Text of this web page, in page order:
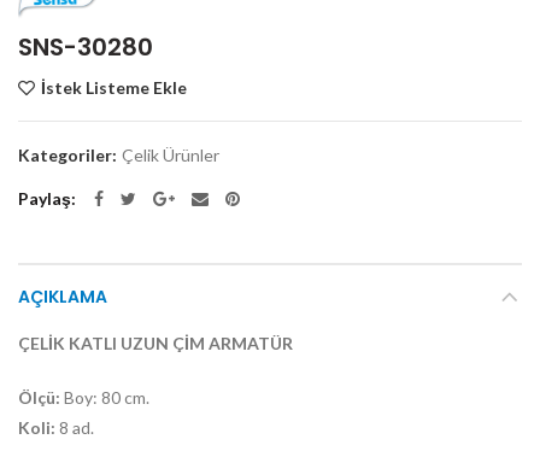
SNS-30280
İstek Listeme Ekle
Kategoriler: Çelik Ürünler
Paylaş
AÇIKLAMA
ÇELİK KATLI UZUN ÇİM ARMATÜR
Ölçü: Boy: 80 cm.
Koli: 8 ad.